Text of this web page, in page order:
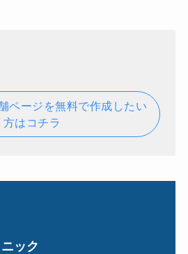
ページを無料で作成したい
方はコチラ
ック